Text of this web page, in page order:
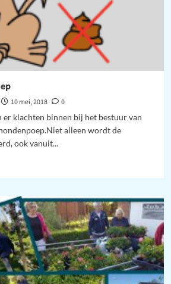
10 mei, 2018
0
er klachten binnen bij het bestuur van
alleen wordt de
ook vanuit...